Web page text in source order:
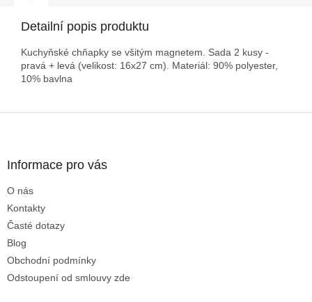
Detailní popis produktu
Kuchyňské chňapky se všitým magnetem. Sada 2 kusy -
pravá + levá (velikost: 16x27 cm). Materiál: 90% polyester,
10% bavlna
Informace pro vás
O nás
Kontakty
Časté dotazy
Blog
Obchodní podmínky
Odstoupení od smlouvy zde